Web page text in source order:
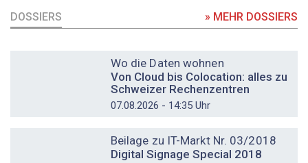
DOSSIERS » MEHR DOSSIERS
Wo die Daten wohnen
Von Cloud bis Colocation: alles zu
Schweizer Rechenzentren
07.08.2026 - 14:35 Uhr
Beilage zu IT-Markt Nr. 03/2018
Digital Signage Special 2018